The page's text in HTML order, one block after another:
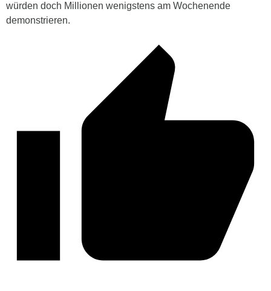
würden doch Millionen wenigstens am Wochenende
demonstrieren.